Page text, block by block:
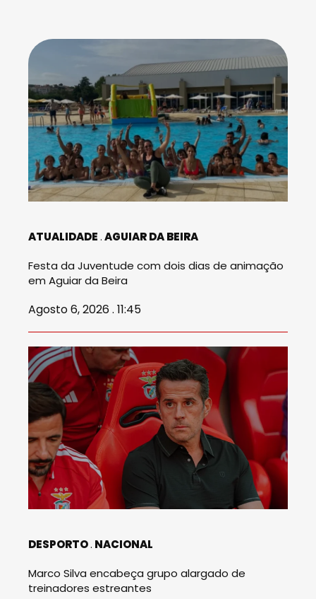
ATUALIDADE AGUIAR DA BEIRA
Festa da Juventude com dois dias de animação
em Aguiar da Beira
Agosto 6, 2026 . 11:45
DESPORTO NACIONAL
Marco Silva encabeça grupo alargado de
treinadores estreantes